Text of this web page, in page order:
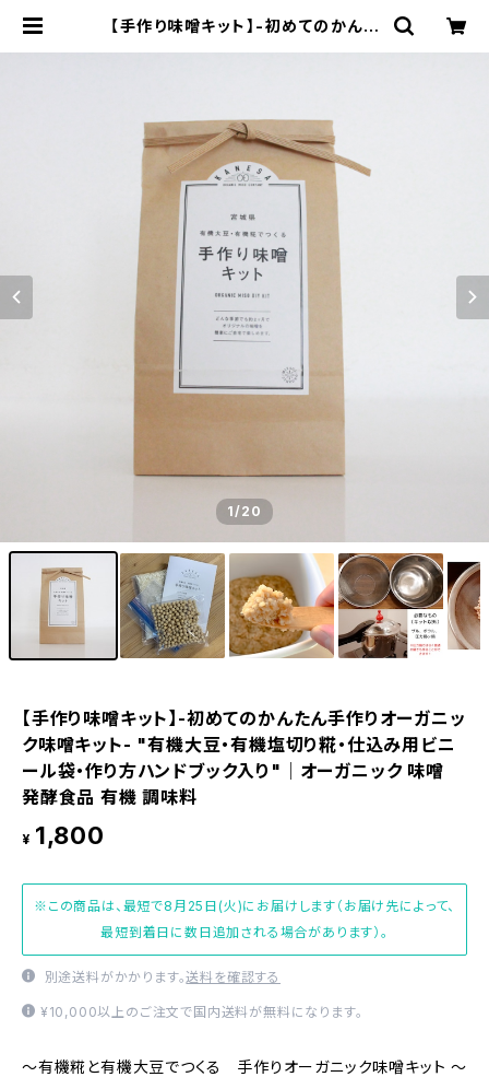
【手作り味噌キット】-初めてのかんた
ーガニック味噌工房オンラインストア
1/20
【手作り味噌キット】-初めてのかんたん手作りオーガニッ
ク味噌キット- "有機大豆・有機塩切り糀・仕込み用ビニ
ール袋・作り方ハンドブック入り"│オーガニック 味噌
発酵食品 有機 調味料
¥ 1,800
※この商品は、最短で8月25日(火)にお届けします（お届け先によって、
最短到着日に数日追加される場合があります）。
別途送料がかかります。送料を確認する
¥10,000以上のご注文で国内送料が無料になります。
～有機糀と有機大豆でつくる 手作りオーガニック味噌キット ～